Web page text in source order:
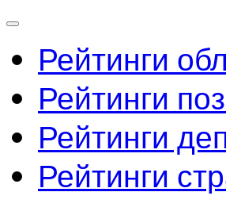
Рейтинги
Рейтинги
Рейтинги
Рейтинги